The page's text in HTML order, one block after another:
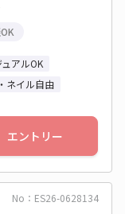
アルOK
ネイル自由
エントリー
No：ES26-0628134